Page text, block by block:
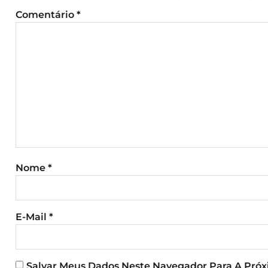
Comentário *
Nome *
E-Mail *
Salvar Meus Dados Neste Navegador Para A